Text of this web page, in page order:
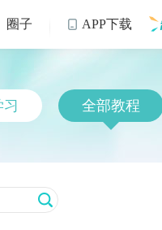
圈子  APP下载
全部教程